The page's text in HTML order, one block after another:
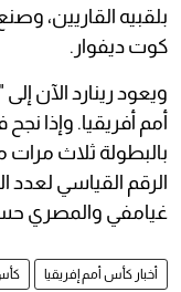
بلقبيه القاريين،
كوت ديفوار.
ويعود رينارد الآن
أمم أفريقيا. وإذا
بالبطولة ثلاث مرات
الرقم القياسي لعدد
غيامفي والمصري
أخبار كأس أمم إفريقيا